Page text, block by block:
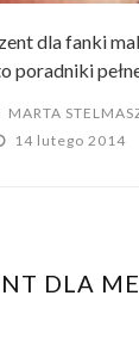
dla fanki
poradniki
MARTA
14 lutego 2014
DLA